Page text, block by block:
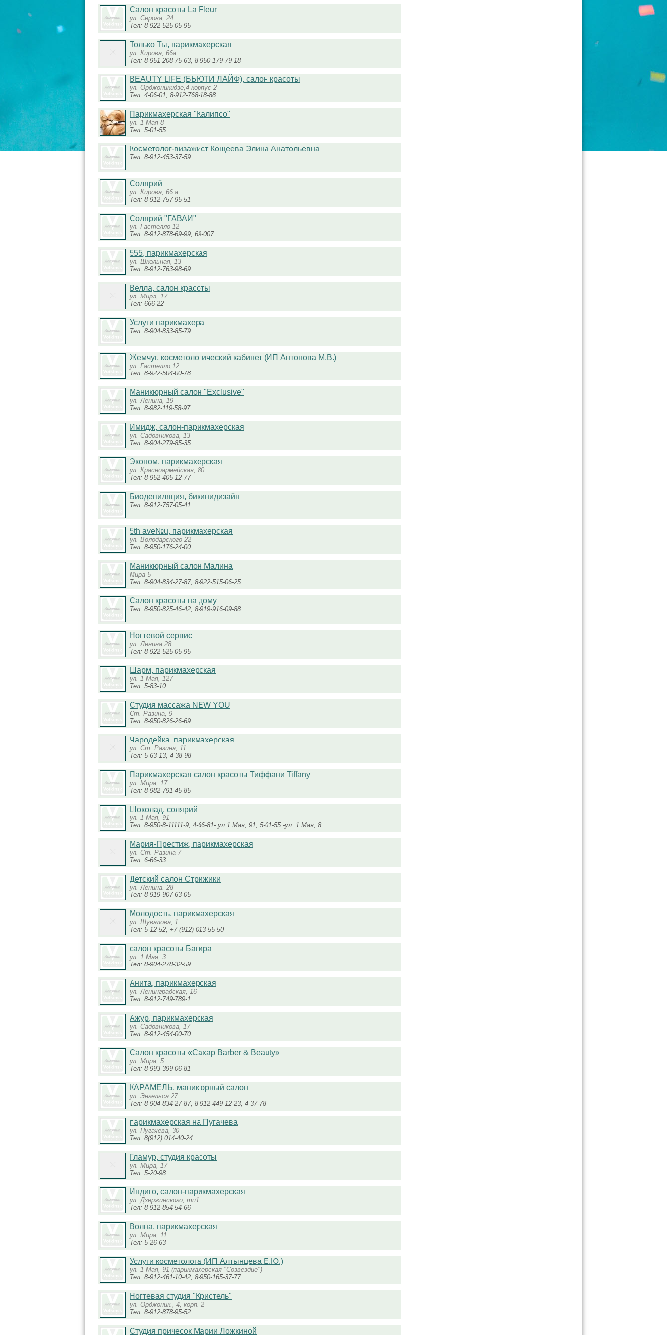
Салон красоты La Fleur
ул. Серова, 24
Тел: 8-922-525-05-95
Только Ты, парикмахерская
ул. Кирова, 66а
Тел: 8-951-208-75-63, 8-950-179-79-18
BEAUTY LIFE (БЬЮТИ ЛАЙФ), салон красоты
ул. Орджоникидзе,4 корпус 2
Тел: 4-06-01, 8-912-768-18-88
Парикмахерская "Калипсо"
ул. 1 Мая 8
Тел: 5-01-55
Косметолог-визажист Кощеева Элина Анатольевна
Тел: 8-912-453-37-59
Солярий
ул. Кирова, 66 а
Тел: 8-912-757-95-51
Солярий "ГАВАИ"
ул. Гастелло 12
Тел: 8-912-878-69-99, 69-007
555, парикмахерская
ул. Школьная, 13
Тел: 8-912-763-98-69
Велла, салон красоты
ул. Мира, 17
Тел: 666-22
Услуги парикмахера
Тел: 8-904-833-85-79
Жемчуг, косметологический кабинет (ИП Антонова М.В.)
ул. Гастелло,12
Тел: 8-922-504-00-78
Маникюрный салон "Exclusive"
ул. Ленина, 19
Тел: 8-982-119-58-97
Имидж, салон-парикмахерская
ул. Садовникова, 13
Тел: 8-904-279-85-35
Эконом, парикмахерская
ул. Красноармейская, 80
Тел: 8-952-405-12-77
Биодепиляция, бикинидизайн
Тел: 8-912-757-05-41
5th ave№u, парикмахерская
ул. Володарского 22
Тел: 8-950-176-24-00
Маникюрный салон Малина
Мира 5
Тел: 8-904-834-27-87, 8-922-515-06-25
Салон красоты на дому
Тел: 8-950-825-46-42, 8-919-916-09-88
Ногтевой сервис
ул. Ленина 28
Тел: 8-922-525-05-95
Шарм, парикмахерская
ул. 1 Мая, 127
Тел: 5-83-10
Студия массажа NEW YOU
Ст. Разина, 9
Тел: 8-950-826-26-69
Чародейка, парикмахерская
ул. Ст. Разина, 11
Тел: 5-63-13, 4-38-98
Парикмахерская салон красоты Тиффани Tiffany
ул. Мира, 17
Тел: 8-982-791-45-85
Шоколад, солярий
ул. 1 Мая, 91
Тел: 8-950-8-11111-9, 4-66-81- ул.1 Мая, 91, 5-01-55 -ул. 1 Мая, 8
Мария-Престиж, парикмахерская
ул. Ст. Разина 7
Тел: 6-66-33
Детский салон Стрижики
ул. Ленина, 28
Тел: 8-919-907-63-05
Молодость, парикмахерская
ул. Шувалова, 1
Тел: 5-12-52, +7 (912) 013-55-50
салон красоты Багира
ул. 1 Мая, 3
Тел: 8-904-278-32-59
Анита, парикмахерская
ул. Ленинградская, 16
Тел: 8-912-749-789-1
Ажур, парикмахерская
ул. Садовникова, 17
Тел: 8-912-454-00-70
Салон красоты «Сахар Barber & Beauty»
ул. Мира, 5
Тел: 8-993-399-06-81
КАРАМЕЛЬ, маникюрный салон
ул. Энгельса 27
Тел: 8-904-834-27-87, 8-912-449-12-23, 4-37-78
парикмахерская на Пугачева
ул. Пугачева, 30
Тел: 8(912) 014-40-24
Гламур, студия красоты
ул. Мира, 17
Тел: 5-20-98
Индиго, салон-парикмахерская
ул. Дзержинского, тп1
Тел: 8-912-854-54-66
Волна, парикмахерская
ул. Мира, 11
Тел: 5-26-63
Услуги косметолога (ИП Алтынцева Е.Ю.)
ул. 1 Мая, 91 (парикмахерская "Созвездие")
Тел: 8-912-461-10-42, 8-950-165-37-77
Ногтевая студия "Кристель"
ул. Орджоник., 4, корп. 2
Тел: 8-912-878-95-52
Студия причесок Марии Ложкиной